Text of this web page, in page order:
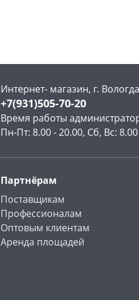
Интернет- магазин, г. Вологда
+7(931)505-70-20
Время работы
Пн-Пт: 8.00 - 20.00, Сб, Вс:
Партнёрам
Поставщикам
Профессионалам
Оптовым клиентам
Аренда площадей
раз в 2 недели